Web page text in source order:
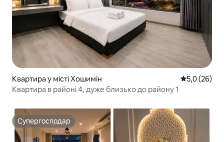
Квартира у місті Хошимін Середня
5,0 (26)
Квартира в районі 4, дуже близько до району 1
Супергосподар
Супергосподар